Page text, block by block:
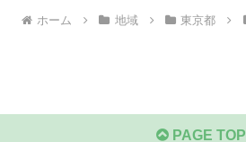
ホーム 地域 東京都
PAGE TOP